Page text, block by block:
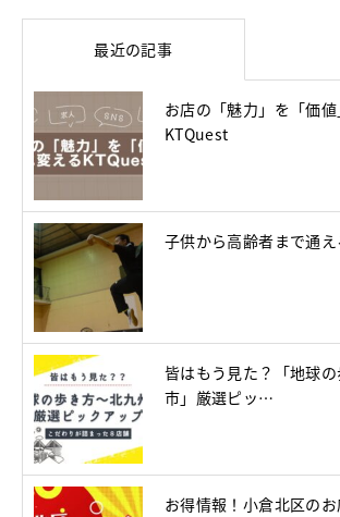
最近の記事
お店の「魅力」を「価
KTQuest
子供から高齢者まで通
皆はもう見た？「地球
市」厳選ピッ…
お得情報！小倉北区の